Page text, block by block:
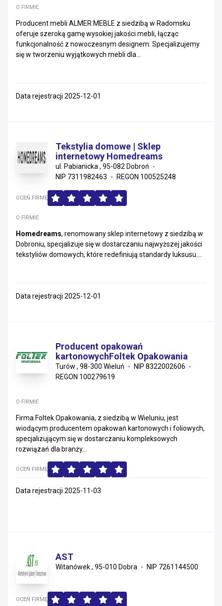
O FIRMIE
Producent mebli ALMER MEBLE z siedzibą w Radomsku
oferuje szeroką gamę wysokiej jakości mebli, łącząc
funkcjonalność z nowoczesnym designem. Specjalizujemy
się w tworzeniu wyjątkowych mebli dla...
Data rejestracji 2025-12-01
Tekstylia domowe | Sklep
internetowy Homedreams
ul. Pabianicka , 95-082 Dobroń
NIP 7311982463
REGON 100525248
O FIRMIE
Homedreams, renomowany sklep internetowy z siedzibą w
Dobroniu, specjalizuje się w dostarczaniu najwyższej jakości
tekstyliów domowych, które redefiniują standardy luksusu....
OCEŃ FIRMĘ
Data rejestracji 2025-12-01
Producent opakowań
kartonowychFoltek Opakowania
Turów , 98-300 Wieluń
NIP 8322002606
REGON 100279619
O FIRMIE
Firma Foltek Opakowania, z siedzibą w Wieluniu, jest
wiodącym producentem opakowań kartonowych i foliowych,
specjalizującym się w dostarczaniu kompleksowych
rozwiązań dla branży...
OCEŃ FIRMĘ
Data rejestracji 2025-11-03
AST
Witanówek , 95-010 Dobra NIP 7261144500
OCEŃ FIRMĘ